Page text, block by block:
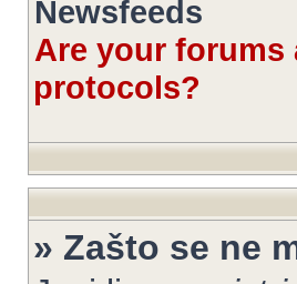
Newsfeeds
Are your forums
protocols?
» Zašto se ne